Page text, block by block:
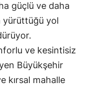
güçlü ve daha
yürüttüğü yol
ve kesintisiz
Büyükşehir
kırsal mahalle